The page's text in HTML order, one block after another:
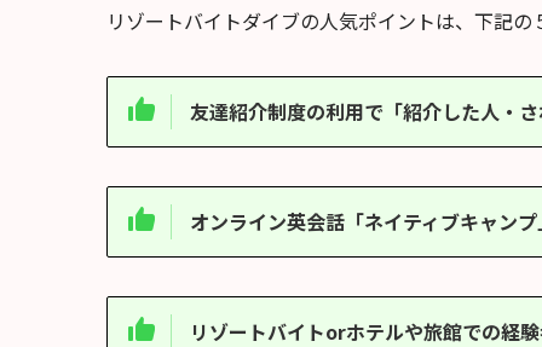
リゾートバイトダイブの人気ポイントは、下記の
友達紹介制度の利用で「紹介した人・
オンライン英会話「ネイティブキャン
リゾートバイトorホテルや旅館での経